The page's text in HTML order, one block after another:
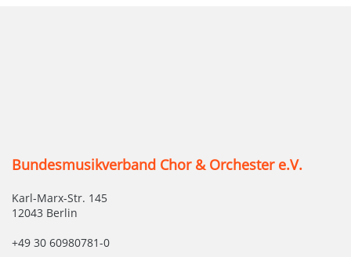
Bundesmusikverband Chor & Orchester e.V.
Karl-Marx-Str. 145
12043 Berlin
+49 30 60980781-0